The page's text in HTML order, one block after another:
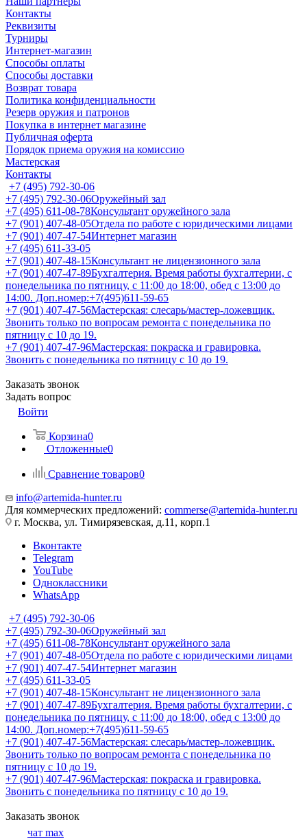
Контакты
Реквизиты
Турниры
Интернет-магазин
Способы оплаты
Способы доставки
Возврат товара
Политика конфиденциальности
Резерв оружия и патронов
Покупка в интернет магазине
Публичная оферта
Порядок приема оружия на комиссию
Мастерская
Контакты
+7 (495) 792-30-06
+7 (495) 792-30-06Оружейный зал
+7 (495) 611-08-78Консультант оружейного зала
+7 (901) 407-48-05Отдела по работе с юридическими лицами
+7 (901) 407-47-54Интернет магазин
+7 (495) 611-33-05
+7 (901) 407-48-15Консультант не лицензионного зала
+7 (901) 407-47-89Бухгалтерия. Время работы бухгалтерии, с
понедельника по пятницу, с 11:00 до 18:00, обед с 13:00 до
14:00. Доп.номер:+7(495)611-59-65
+7 (901) 407-47-56Мастерская: слесарь/мастер-ложевщик.
Звонить только по вопросам ремонта с понедельника по
пятницу с 10 до 19.
+7 (901) 407-47-96Мастерская: покраска и гравировка.
Звонить с понедельника по пятницу с 10 до 19.
Заказать звонок
Задать вопрос
Войти
Корзина0
Отложенные0
Сравнение товаров0
info@artemida-hunter.ru
Для коммерческих предложений: commerse@artemida-hunter.ru
г. Москва, ул. Тимирязевская, д.11, корп.1
Вконтакте
Telegram
YouTube
Одноклассники
WhatsApp
+7 (495) 792-30-06
+7 (495) 792-30-06Оружейный зал
+7 (495) 611-08-78Консультант оружейного зала
+7 (901) 407-48-05Отдела по работе с юридическими лицами
+7 (901) 407-47-54Интернет магазин
+7 (495) 611-33-05
+7 (901) 407-48-15Консультант не лицензионного зала
+7 (901) 407-47-89Бухгалтерия. Время работы бухгалтерии, с
понедельника по пятницу, с 11:00 до 18:00, обед с 13:00 до
14:00. Доп.номер:+7(495)611-59-65
+7 (901) 407-47-56Мастерская: слесарь/мастер-ложевщик.
Звонить только по вопросам ремонта с понедельника по
пятницу с 10 до 19.
+7 (901) 407-47-96Мастерская: покраска и гравировка.
Звонить с понедельника по пятницу с 10 до 19.
Заказать звонок
чат max